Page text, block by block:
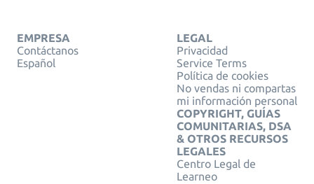
EMPRESA
Contáctanos
Español
LEGAL
Privacidad
Service Terms
Política de cookies
No vendas ni compartas
mi información personal
COPYRIGHT, GUÍAS
COMUNITARIAS, DSA
& OTROS RECURSOS
LEGALES
Centro Legal de
Learneo